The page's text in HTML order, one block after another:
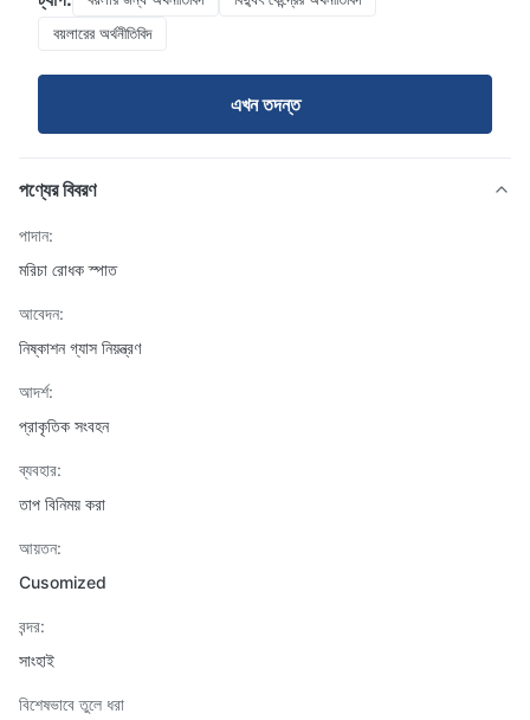
বয়লারের অর্থনীতিবিদ
এখন তদন্ত
পণ্যের বিবরণ
পাদান:
মরিচা রোধক স্পাত
আবেদন:
নিষ্কাশন গ্যাস নিয়ন্ত্রণ
আদর্শ:
প্রাকৃতিক সংবহন
ব্যবহার:
তাপ বিনিময় করা
আয়তন:
Cusomized
বন্দর:
সাংহাই
বিশেষভাবে তুলে ধরা